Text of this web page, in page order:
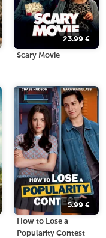
23.99 €
Scary Movie
5.99 €
How to Lose a
Popularity Contest